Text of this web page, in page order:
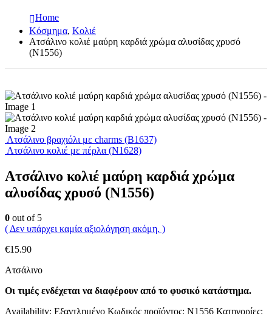
Home
Κόσμημα, Κολιέ
Ατσάλινο κολιέ μαύρη καρδιά χρώμα αλυσίδας χρυσό
(N1556)
Ατσάλινο βραχιόλι με charms (B1637)
Ατσάλινο κολιέ με πέρλα (N1628)
Ατσάλινο κολιέ μαύρη καρδιά χρώμα
αλυσίδας χρυσό (N1556)
0 out of 5
( Δεν υπάρχει καμία αξιολόγηση ακόμη. )
€15.90
Ατσάλινο
Οι τιμές ενδέχεται να διαφέρουν από το φυσικό κατάστημα.
Availability: Εξαντλημένο Κωδικός προϊόντος: N1556 Κατηγορίες: